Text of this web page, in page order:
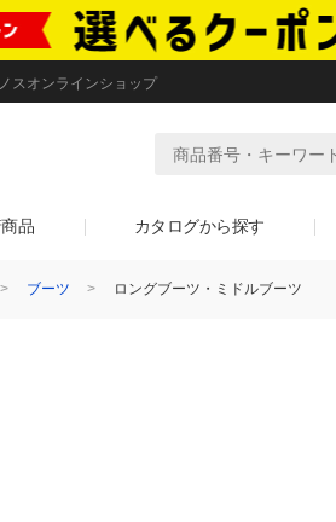
スオンラインショップ
品 カタログから探す
ブーツ ロングブーツ・ミドルブーツ